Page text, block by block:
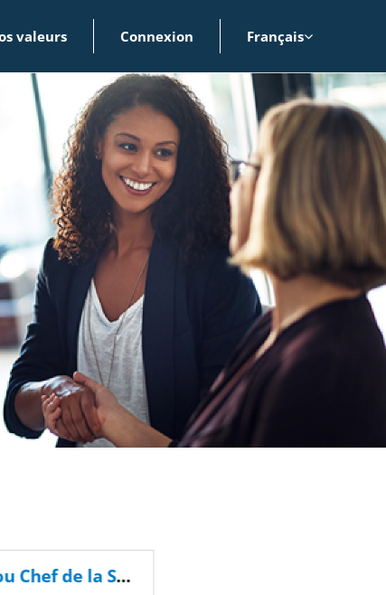
valeurs Connexion Français
Cheffe ou Chef de la Section Infrastructure informatique et Services client